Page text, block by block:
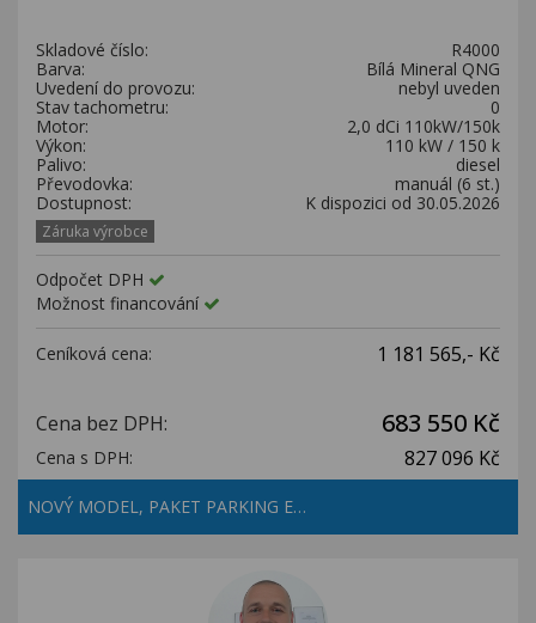
Kontakty
Skladové číslo:
R4000
Barva:
Bílá Mineral QNG
Uvedení do provozu:
nebyl uveden
Stav tachometru:
0
Motor:
2,0 dCi 110kW/150k
Výkon:
110 kW / 150 k
Palivo:
diesel
Převodovka:
manuál (6 st.)
Dostupnost:
K dispozici od 30.05.2026
Záruka výrobce
Odpočet DPH
Možnost financování
Ceníková cena: 1 181 565,- Kč
Cena bez DPH: 683 550 Kč
Cena s DPH: 827 096 Kč
NOVÝ MODEL, PAKET PARKING E…